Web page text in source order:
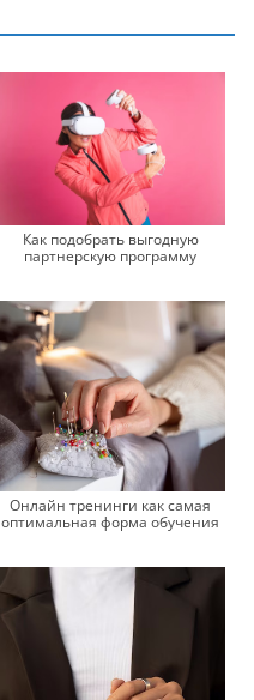
Как подобрать выгодную
партнерскую программу
Онлайн тренинги как самая
оптимальная форма обучения